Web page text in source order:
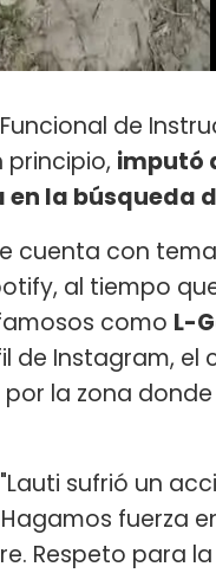
de
principio, imputó
en la búsqueda
cuenta con
al tiempo
como L-
de Instagram, el
la zona
sufrió un
fuerza
Respeto para